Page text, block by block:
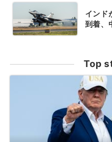
インド
到着、
Top